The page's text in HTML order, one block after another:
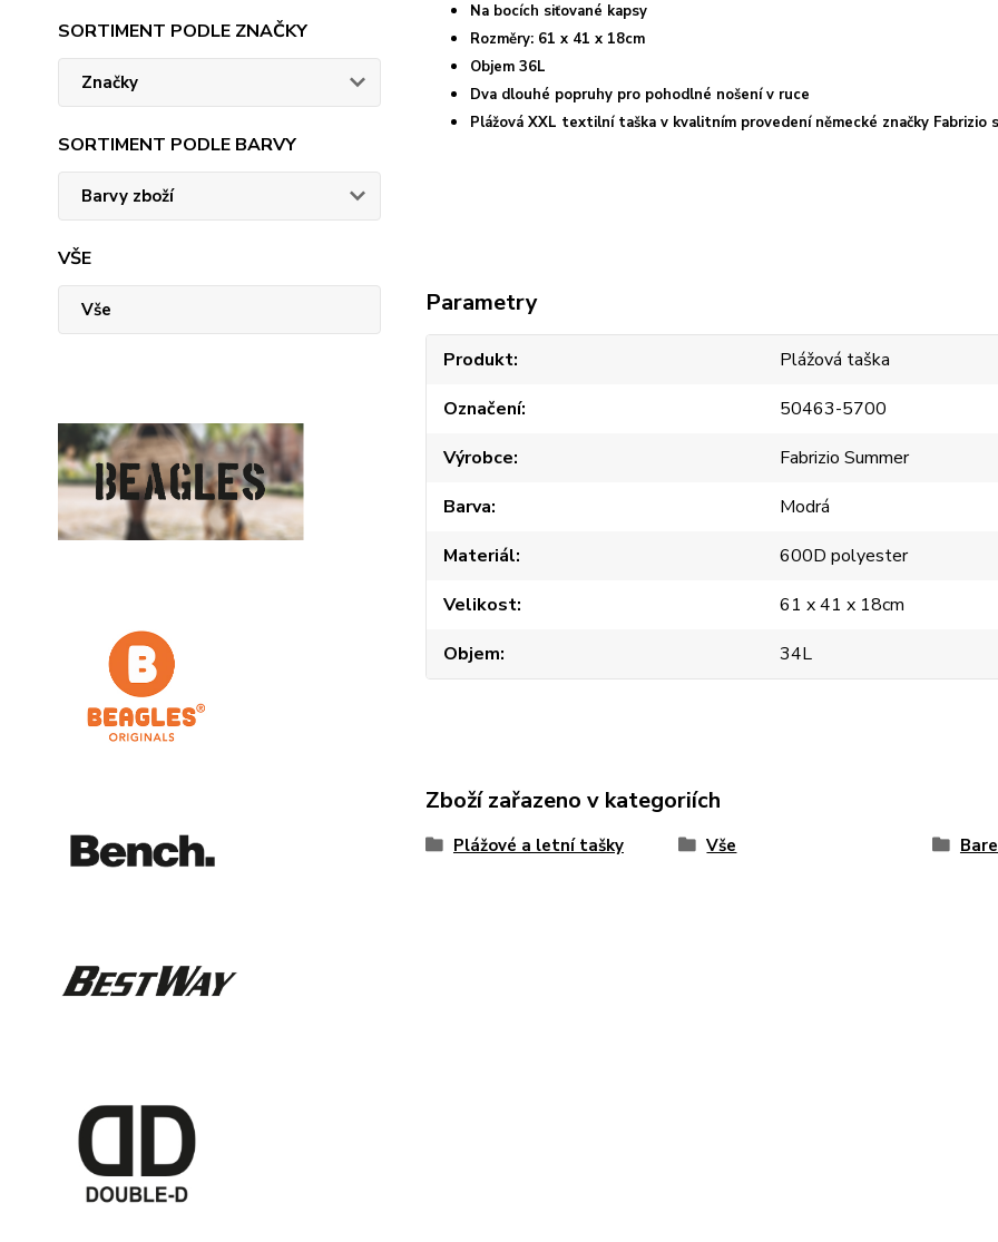
SORTIMENT PODLE ZNAČKY
Značky
SORTIMENT PODLE BARVY
Barvy zboží
VŠE
Vše
Na bocích siťované kapsy
Rozměry: 61 x 41 x 18cm
Objem 36L
Dva dlouhé popruhy pro pohodlné nošení v ruce
Plážová XXL textilní taška v kvalitním provedení německé značky Fabrizio
Parametry
Produkt
Plážová taška
Označení
50463-5700
Výrobce
Fabrizio Summer
Barva
Modrá
Materiál
600D polyester
Velikost
61 x 41 x 18cm
Objem
34L
Zboží zařazeno v kategoriích
Plážové a letní tašky Vše